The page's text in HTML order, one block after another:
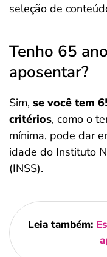
seleção de
Tenho 65
aposentar?
Sim, se você tem
critérios, como o
mínima, pode dar
idade do Instituto
(INSS).
Leia também: